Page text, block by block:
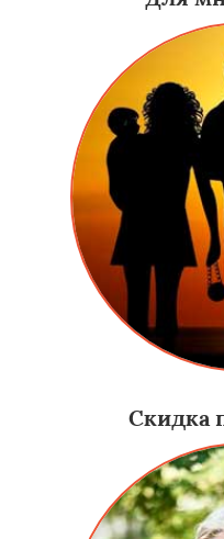
Скидка